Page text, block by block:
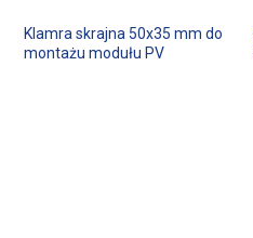
Klamra skrajna 50x35 mm do
montażu modułu PV